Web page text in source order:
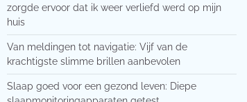
zorgde ervoor dat ik weer verliefd werd op mijn
huis
Van meldingen tot navigatie: Vijf van de
krachtigste slimme brillen aanbevolen
Slaap goed voor een gezond leven: Diepe